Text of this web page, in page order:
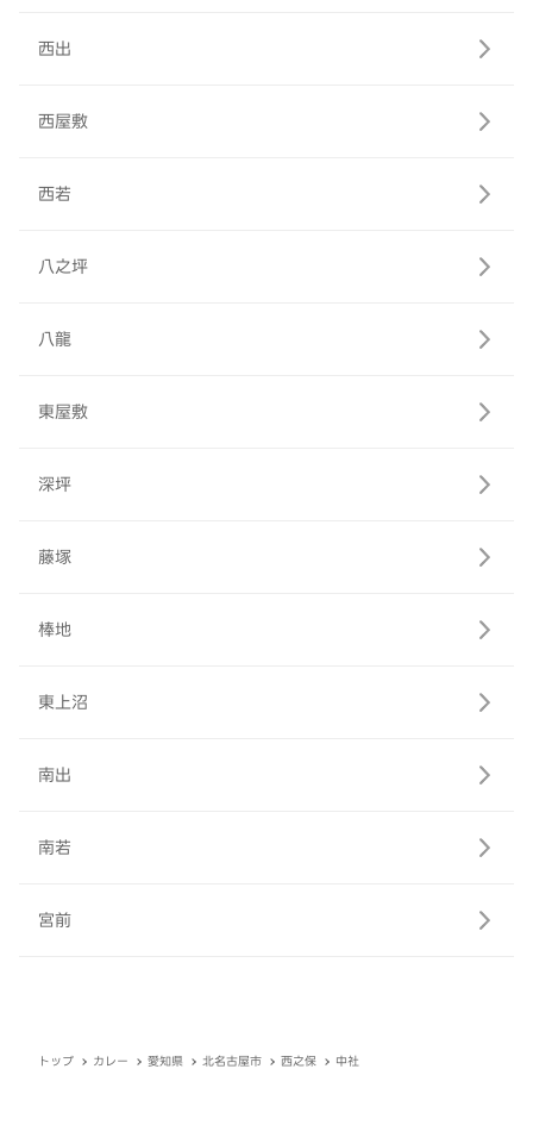
西出
西屋敷
西若
八之坪
八龍
東屋敷
深坪
藤塚
棒地
東上沼
南出
南若
宮前
トップ カレー 愛知県 北名古屋市 西之保 中社